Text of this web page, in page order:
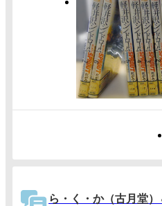
ら・く・か（古月堂